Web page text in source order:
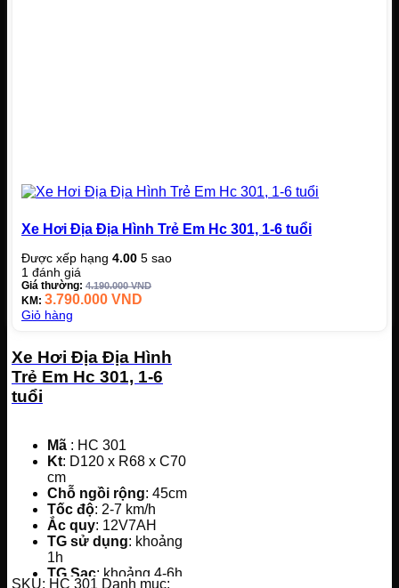
Xe Hơi Địa Địa Hình Trẻ Em Hc 301, 1-6 tuổi
Được xếp hạng 4.00 5 sao
1 đánh giá
Giá thường: 4.190.000VND
KM: 3.790.000 VND
Giỏ hàng
Xe Hơi Địa Địa Hình
Trẻ Em Hc 301, 1-6
tuổi
Mã : HC 301
Kt: D120 x R68 x C70
cm
Chỗ ngồi rộng: 45cm
Tốc độ: 2-7 km/h
Ắc quy: 12V7AH
TG sử dụng: khoảng
1h
TG Sạc: khoảng 4-6h
SKU: HC 301 Danh mục: